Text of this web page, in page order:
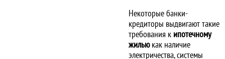
Некоторые банки-
кредиторы выдвигают такие
требования к ипотечному
жильюкак наличие
электричества, системы